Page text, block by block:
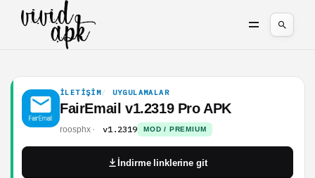
İLETIŞIM UYGULAMALAR
FairEmail v1.2319 Pro APK
roosphx v1.2319 MOD / PREMIUM
İndirme linklerine git